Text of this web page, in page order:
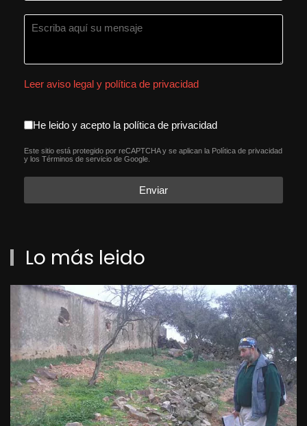
Leer aviso legal y política de privacidad
aceptacion política de
He leido y acepto la política de privacidad
reCAPTCHA*
Este sitio está protegido por reCAPTCHA y se aplican la Política de privacidad
y los Términos de servicio de Google.
Enviar
Lo más leido